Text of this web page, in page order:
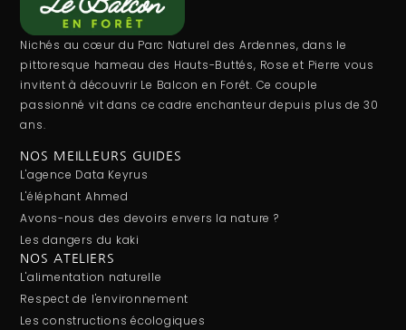
Nichés au cœur du Parc Naturel des Ardennes, dans le
pittoresque hameau des Hauts-Buttés, Rose et Pierre vous
invitent à découvrir Le Balcon en Forêt. Ce couple
passionné vit dans ce cadre enchanteur depuis plus de 30
ans.
NOS MEILLEURS GUIDES
L'agence Data Keyrus
L'éléphant Ahmed
Avons-nous des devoirs envers la nature ?
Les dangers du kaki
NOS ATELIERS
L'alimentation naturelle
Respect de l'environnement
Les constructions écologiques